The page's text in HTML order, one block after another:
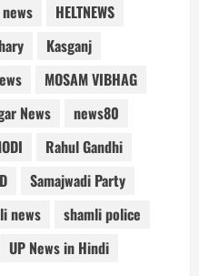
HELTNEWS
Kasganj
MOSAM VIBHAG
News
news80
Rahul Gandhi
Samajwadi Party
news
shamli police
UP News in Hindi